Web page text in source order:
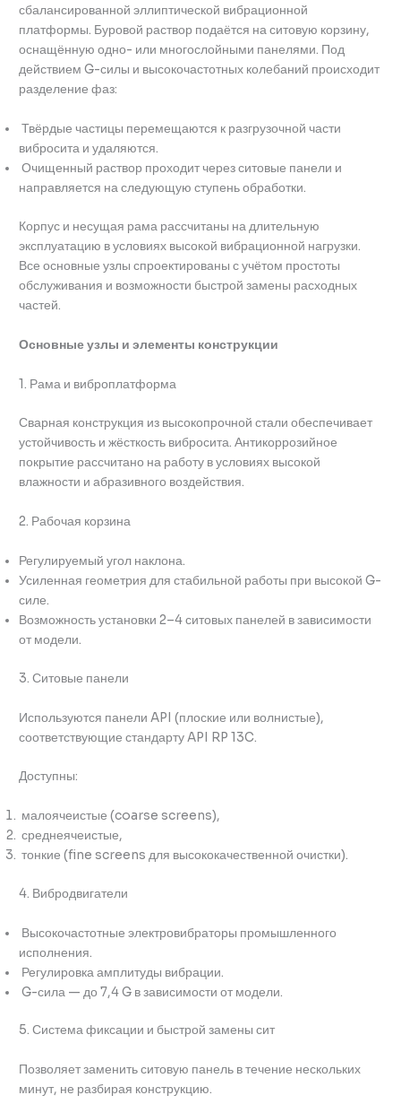
сбалансированной эллиптической вибрационной
платформы. Буровой раствор подаётся на ситовую корзину,
оснащённую одно- или многослойными панелями. Под
действием G-силы и высокочастотных колебаний происходит
разделение фаз:
Твёрдые частицы перемещаются к разгрузочной части
вибросита и удаляются.
Очищенный раствор проходит через ситовые панели и
направляется на следующую ступень обработки.
Корпус и несущая рама рассчитаны на длительную
эксплуатацию в условиях высокой вибрационной нагрузки.
Все основные узлы спроектированы с учётом простоты
обслуживания и возможности быстрой замены расходных
частей.
Основные узлы и элементы конструкции
1. Рама и виброплатформа
Сварная конструкция из высокопрочной стали обеспечивает
устойчивость и жёсткость вибросита. Антикоррозийное
покрытие рассчитано на работу в условиях высокой
влажности и абразивного воздействия.
2. Рабочая корзина
Регулируемый угол наклона.
Усиленная геометрия для стабильной работы при высокой G-
силе.
Возможность установки 2–4 ситовых панелей в зависимости
от модели.
3. Ситовые панели
Используются панели API (плоские или волнистые),
соответствующие стандарту API RP 13C.
Доступны:
малоячеистые (coarse screens),
среднеячеистые,
тонкие (fine screens для высококачественной очистки).
4. Вибродвигатели
Высокочастотные электровибраторы промышленного
исполнения.
Регулировка амплитуды вибрации.
G-сила — до 7,4 G в зависимости от модели.
5. Система фиксации и быстрой замены сит
Позволяет заменить ситовую панель в течение нескольких
минут, не разбирая конструкцию.